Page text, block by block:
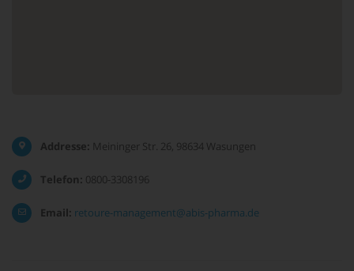
Addresse: Meininger Str. 26, 98634 Wasungen
Telefon: 0800-3308196
Email: retoure-management@abis-pharma.de